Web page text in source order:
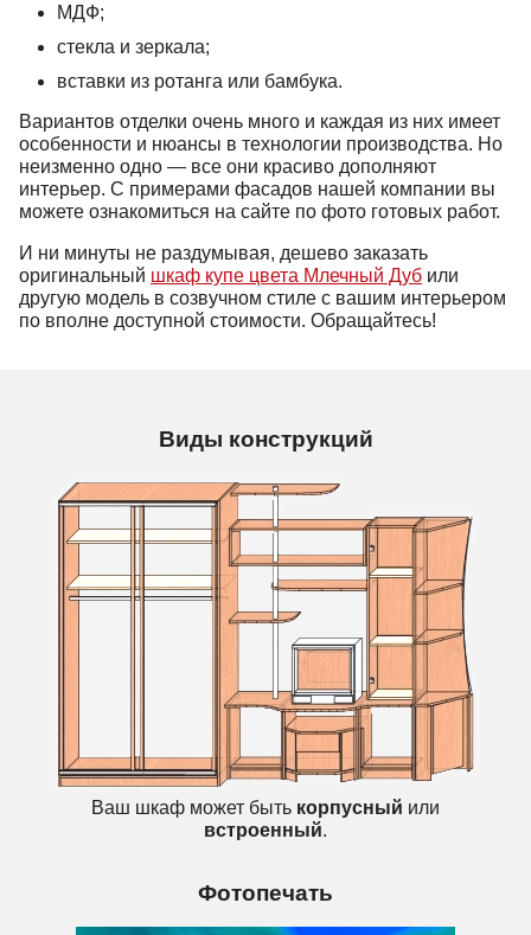
МДФ;
стекла и зеркала;
вставки из ротанга или бамбука.
Вариантов отделки очень много и каждая из них имеет
особенности и нюансы в технологии производства. Но
неизменно одно — все они красиво дополняют
интерьер. С примерами фасадов нашей компании вы
можете ознакомиться на сайте по фото готовых работ.
И ни минуты не раздумывая, дешево заказать
оригинальный шкаф купе цвета Млечный Дуб или
другую модель в созвучном стиле с вашим интерьером
по вполне доступной стоимости. Обращайтесь!
Виды конструкций
Ваш шкаф может быть корпусный или
встроенный.
Фотопечать